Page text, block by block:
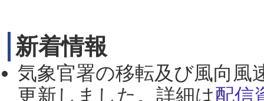
新着情報
気象官署の移転及び風向風
更新しました。詳細は配信